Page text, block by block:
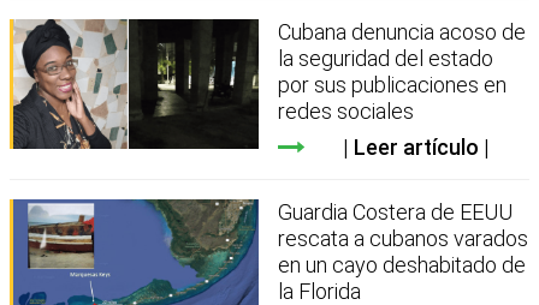
Cubana denuncia acoso de
la seguridad del estado
por sus publicaciones en
redes sociales
Leer artículo
Guardia Costera de EEUU
rescata a cubanos varados
en un cayo deshabitado de
la Florida